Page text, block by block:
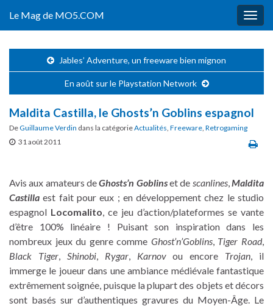
Le Mag de MO5.COM
Jables’ Adventure, un freeware bien mignon
En août sur le Playstation Network
Maldita Castilla, le Ghosts’n Goblins espagnol
DeGuillaume Verdin dans la catégorieActualités, Freeware, Retrogaming
31 août 2011
Avis aux amateurs deGhosts’n Goblinset de scanlines,Maldita
Castilla est fait pour eux ; en développement chez le studio
espagnol Locomalito, ce jeu d’action/plateformes se vante
d’être 100% linéaire ! Puisant son inspiration dans les
nombreux jeux du genre comme Ghost’n’Goblins, Tiger Road,
Black Tiger,Shinobi, Rygar, Karnovou encore Trojan, il
immerge le joueur dans une ambiance médiévale fantastique
extrêmement soignée, puisque la plupart des objets et décors
sont basés sur d’authentiques gravures du Moyen-Âge. Le